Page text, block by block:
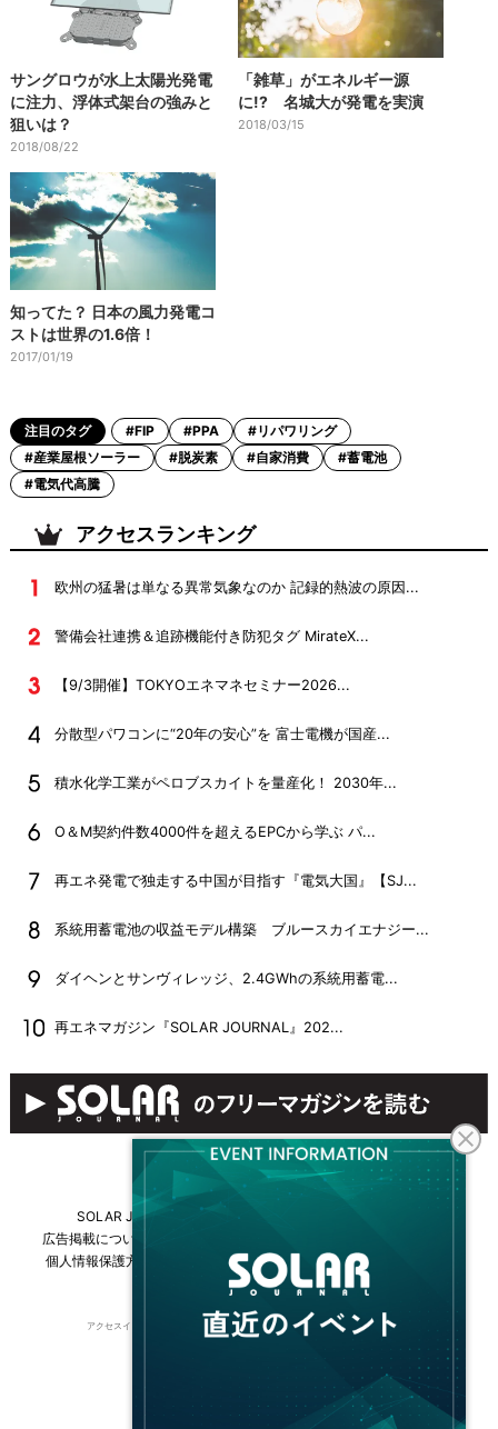
サングロウが水上太陽光発電
に注力、浮体式架台の強みと
狙いは？
2018/08/22
「雑草」がエネルギー源
に!? 名城大が発電を実演
2018/03/15
知ってた？ 日本の風力発電コ
ストは世界の1.6倍！
2017/01/19
注目のタグ #FIP #PPA
#リパワリング
#産業屋根ソーラー
#脱炭素 #自家消費
#蓄電池
#電気代高騰
アクセスランキング
欧州の猛暑は単なる異常気象なのか 記録的熱波の原因...
警備会社連携＆追跡機能付き防犯タグ MirateX...
【9/3開催】TOKYOエネマネセミナー2026...
分散型パワコンに“20年の安心”を 富士電機が国産...
積水化学工業がペロブスカイトを量産化！ 2030年...
O＆M契約件数4000件を超えるEPCから学ぶ パ...
再エネ発電で独走する中国が目指す『電気大国』【SJ...
系統用蓄電池の収益モデル構築 ブルースカイエナジー...
ダイヘンとサンヴィレッジ、2.4GWhの系統用蓄電...
再エネマガジン『SOLAR JOURNAL』202...
SOLAR JOURNALについて
広告掲載について
個人情報保護方針
運営会社・媒体一覧 For overseas customers
アクセスインターナショナルは持続可能な開発目標（SDGs）を支援しています。